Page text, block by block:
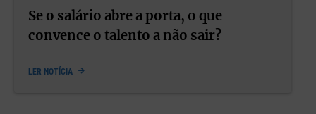
Se o salário abre a porta, o que
convence o talento a não sair?
LER NOTÍCIA